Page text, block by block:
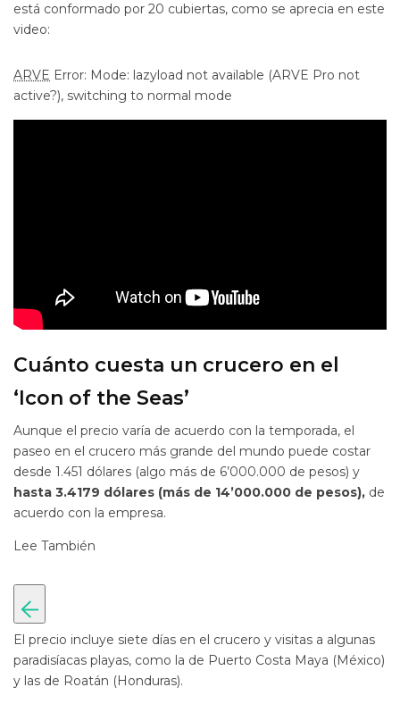
está conformado por 20 cubiertas, como se aprecia en este
video:
ARVE Error: Mode: lazyload not available (ARVE Pro not
active?), switching to normal mode
Cuánto cuesta un crucero en el
‘Icon of the Seas’
Aunque el precio varía de acuerdo con la temporada, el
paseo en el crucero más grande del mundo puede costar
desde 1.451 dólares (algo más de 6’000.000 de pesos) y
hasta 3.4179 dólares (más de 14’000.000 de pesos), de
acuerdo con la empresa.
Lee También
El precio incluye siete días en el crucero y visitas a algunas
paradisíacas playas, como la de Puerto Costa Maya (México)
y las de Roatán (Honduras).